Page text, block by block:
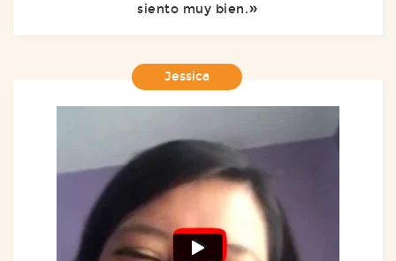
siento muy bien.
Jessica